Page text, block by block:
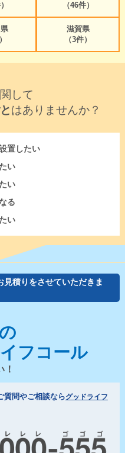
（46件）
滋賀県
（3件）
して
はありませんか？
置したい
い
い
る
い
積りをさせていただきま
フコール
質問やご相談ならグッドライフ